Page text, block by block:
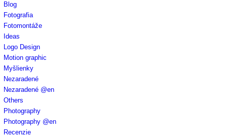
Blog
Fotografia
Fotomontáže
Ideas
Logo Design
Motion graphic
Myšlienky
Nezaradené
Nezaradené @en
Others
Photography
Photography @en
Recenzie